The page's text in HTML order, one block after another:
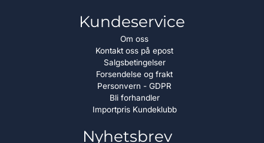
Kundeservice
Om oss
Kontakt oss på epost
Salgsbetingelser
Forsendelse og frakt
Personvern - GDPR
Bli forhandler
Importpris Kundeklubb
Nyhetsbrev